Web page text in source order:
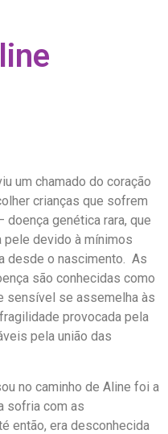
um chamado do coração
crianças que sofrem
genética rara, que
pele devido à mínimos
desde o nascimento. As
são conhecidas como
sensível se assemelha às
provocada pela
pela união das
no caminho de Aline foi a
sofria com as
então, era desconhecida